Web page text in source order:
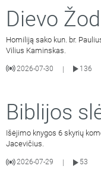
Dievo
Homiliją sako kun. br.
Vilius Kaminskas.
2026-07-30 |
136
Biblijos
Išėjimo knygos 6 skyrių
Jacevičius.
2026-07-29
53